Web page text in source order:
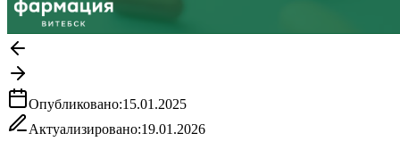
Опубликовано:15.01.2025
Актуализировано:19.01.2026